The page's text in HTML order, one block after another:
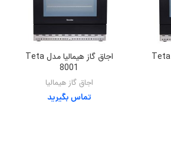
اجاق گاز هیمالیا مدل Teta
اجاق گاز هیمالیا مدل Teta
8001
اجاق گاز هیمالیا
تماس بگیرید